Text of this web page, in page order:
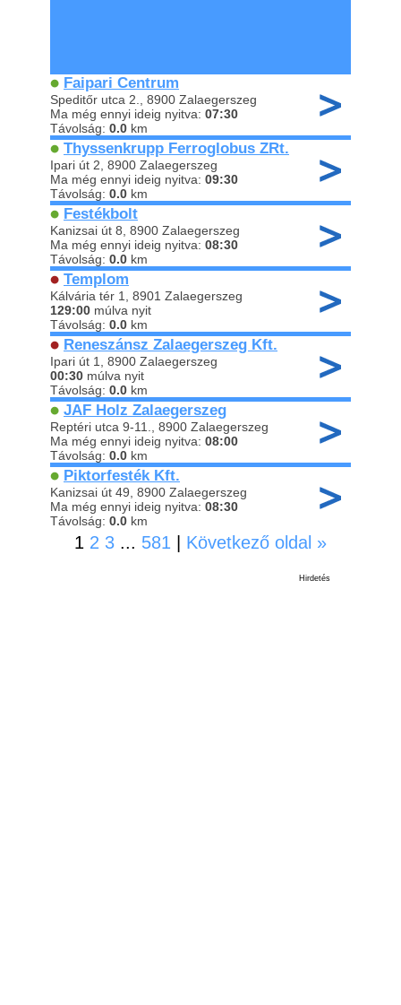
Faipari Centrum
Speditőr utca 2., 8900 Zalaegerszeg
Ma még ennyi ideig nyitva: 07:30
Távolság: 0.0 km
Thyssenkrupp Ferroglobus ZRt.
Ipari út 2, 8900 Zalaegerszeg
Ma még ennyi ideig nyitva: 09:30
Távolság: 0.0 km
Festékbolt
Kanizsai út 8, 8900 Zalaegerszeg
Ma még ennyi ideig nyitva: 08:30
Távolság: 0.0 km
Templom
Kálvária tér 1, 8901 Zalaegerszeg
129:00 múlva nyit
Távolság: 0.0 km
Reneszánsz Zalaegerszeg Kft.
Ipari út 1, 8900 Zalaegerszeg
00:30 múlva nyit
Távolság: 0.0 km
JAF Holz Zalaegerszeg
Reptéri utca 9-11., 8900 Zalaegerszeg
Ma még ennyi ideig nyitva: 08:00
Távolság: 0.0 km
Piktorfesték Kft.
Kanizsai út 49, 8900 Zalaegerszeg
Ma még ennyi ideig nyitva: 08:30
Távolság: 0.0 km
1 2 3 ... 581 Következő oldal »
Hirdetés